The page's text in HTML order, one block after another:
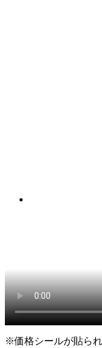
※価格シールが貼ら